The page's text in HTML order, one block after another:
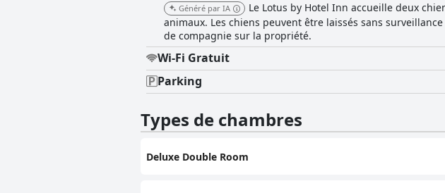
Généré par IA
Le Lotus by Hotel Inn accueille deux
animaux. Les chiens peuvent être laissés sans
de compagnie sur la propriété.
Wi-Fi Gratuit
Parking
Types de chambres
Deluxe Double Room